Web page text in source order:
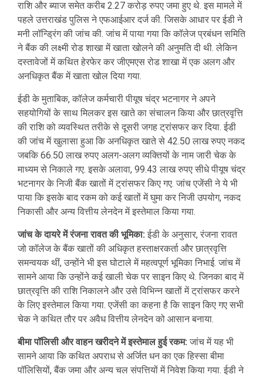
राशि और ब्याज समेत करीब 2.27 करोड़ रुपए जमा हुए थे. इस मामले में
पहले उत्तराखंड पुलिस ने एफआईआर दर्ज की. जिसके आधार पर ईडी ने
मनी लॉन्ड्रिंग की जांच की. जांच में पाया गया कि कॉलेज प्रबंधन समिति
ने बैंक की लक्ष्मी रोड शाखा में खाता खोलने की अनुमति दी थी. लेकिन
दस्तावेजों में कथित हेरफेर कर जीएमएस रोड शाखा में एक अलग और
अनधिकृत बैंक में खाता खोल दिया गया.
ईडी के मुताबिक, कॉलेज कर्मचारी पीयूष चंद्र भटनागर ने अपने
सहयोगियों के साथ मिलकर इस खाते का संचालन किया और छात्रवृत्ति
की राशि को व्यवस्थित तरीके से दूसरी जगह ट्रांसफर कर दिया. ईडी
की जांच में खुलासा हुआ कि अनधिकृत खाते से 42.50 लाख रुपए नकद
जबकि 66.50 लाख रुपए अलग-अलग व्यक्तियों के नाम जारी चेक के
माध्यम से निकाले गए. इसके अलावा, 99.43 लाख रुपए सीधे पीयूष चंद्र
भटनागर के निजी बैंक खातों में ट्रांसफर किए गए. जांच एजेंसी ने ये भी
पाया कि इसके बाद रकम को कई खातों में घुमा कर निजी उपयोग, नकद
निकासी और अन्य वित्तीय लेनदेन में इस्तेमाल किया गया.
जांच के दायरे में रंजना रावत की भूमिका: ईडी के अनुसार, रंजना रावत
जो कॉलेज के बैंक खातों की अधिकृत हस्ताक्षरकर्ता और छात्रवृत्ति
समन्वयक थीं, उन्होंने भी इस घोटाले में महत्वपूर्ण भूमिका निभाई. जांच में
सामने आया कि उन्होंने कई खाली चेक पर साइन किए थे. जिनका बाद में
छात्रवृत्ति की राशि निकालने और उसे विभिन्न खातों में ट्रांसफर करने
के लिए इस्तेमाल किया गया. एजेंसी का कहना है कि साइन किए गए सभी
चेक ने कथित तौर पर अवैध वित्तीय लेनदेन को आसान बनाया.
बीमा पॉलिसी और वाहन खरीदने में इस्तेमाल हुई रकम: जांच में यह भी
सामने आया कि कथित अपराध से अर्जित धन का एक हिस्सा बीमा
पॉलिसियों, बैंक जमा और अन्य चल संपत्तियों में निवेश किया गया. ईडी ने